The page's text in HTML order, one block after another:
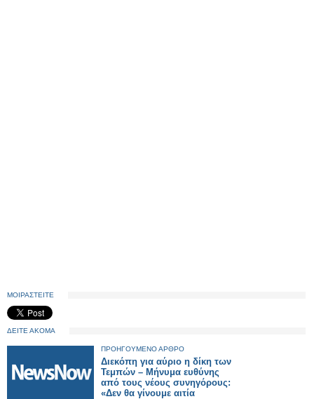
ΜΟΙΡΑΣΤΕΙΤΕ
ΔΕΙΤΕ ΑΚΟΜΑ
ΠΡΟΗΓΟΥΜΕΝΟ ΑΡΘΡΟ
Διεκόπη για αύριο η δίκη των
Τεμπών – Μήνυμα ευθύνης
από τους νέους συνηγόρους:
«Δεν θα γίνουμε αιτία